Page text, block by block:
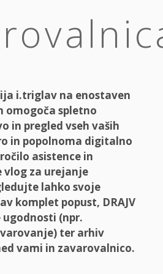
i.triglav na enostaven
omogoča spletno
in pregled vseh vaših
in popolnoma digitalno
asistence in
vlog za urejanje
lahko svoje
komplet popust, DRAJV
ugodnosti (npr.
ter arhiv
vami in zavarovalnico.